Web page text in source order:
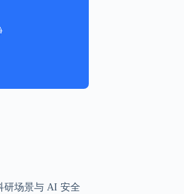
研场景与 AI 安全